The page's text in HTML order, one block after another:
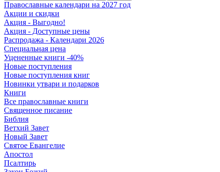
Православные календари на 2027 год
Акции и скидки
Акция - Выгодно!
Акция - Доступные цены
Распродажа - Календари 2026
Специальная цена
Уцененные книги -40%
Новые поступления
Новые поступления книг
Новинки утвари и подарков
Книги
Все православные книги
Священное писание
Библия
Ветхий Завет
Новый Завет
Святое Евангелие
Апостол
Псалтирь